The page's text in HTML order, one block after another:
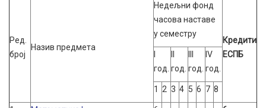
Ред.
број
Назив предмета
Недељни фонд
часова наставе
у семестру
Кредити
ЕСПБ
год. год. год.
IV
год.
1 2 3 4 5 6 7 8